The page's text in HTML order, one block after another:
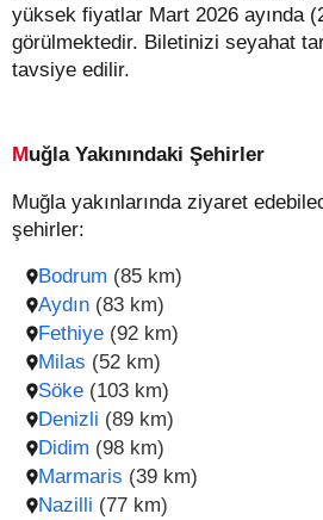
yüksek fiyatlar Mart 2026 ayında
görülmektedir. Biletinizi seyahat
tavsiye edilir.
Muğla Yakınındaki Şehirler
Muğla yakınlarında ziyaret
şehirler:
Bodrum (85 km)
Denizli (89 km)
Aydın (83 km)
Didim (98 km)
Fethiye (92 km)
Marmaris (39 km)
Milas (52 km)
Nazilli (77 km)
Söke (103 km)